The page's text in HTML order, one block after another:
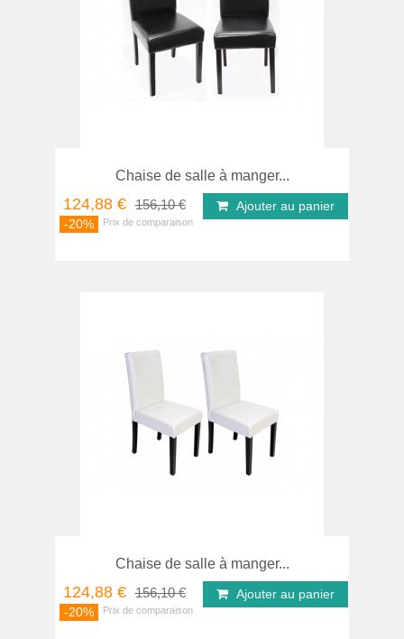
Chaise de salle à manger...
124,88 € 156,10 €
-20%
Ajouter au panier
Chaise de salle à manger...
124,88 € 156,10 €
-20%
Ajouter au panier